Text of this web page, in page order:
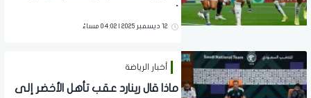
12 ديسمبر 2025 | 04:02 مساءً
أخبار الرياضة
ماذا قال رينارد عقب تأهل الأخضر إلى